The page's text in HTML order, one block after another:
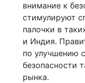
внимание к
стимулируют
палочки в
и Индия.
по улучшению
безопасности
рынка.